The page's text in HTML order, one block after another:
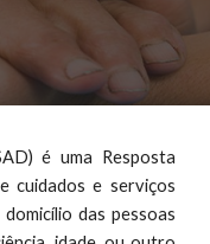
é uma Resposta
cuidados e serviços
das pessoas